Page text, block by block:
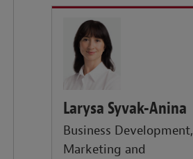
Larysa Syvak-Anina
Business Development,
Marketing and